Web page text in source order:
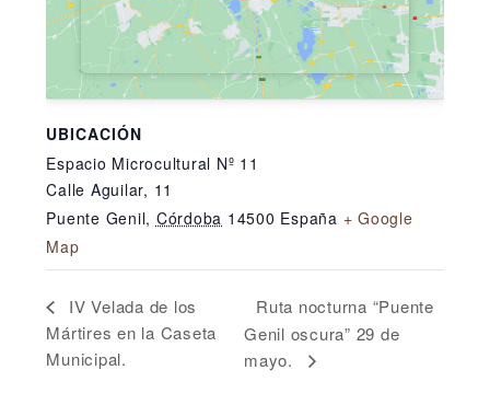
UBICACIÓN
Espacio Microcultural Nº 11
Calle Aguilar, 11
Puente Genil, Córdoba 14500 España + Google
Map
IV Velada de los
Mártires en la Caseta
Municipal.
Ruta nocturna “Puente
Genil oscura” 29 de
mayo.